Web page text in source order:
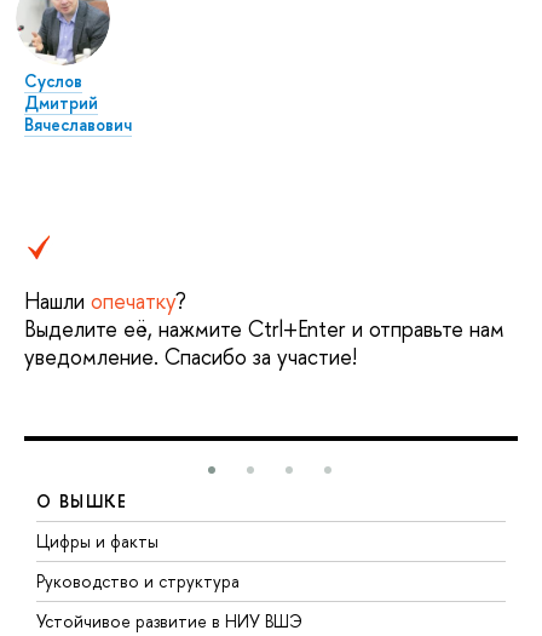
Суслов
Дмитрий
Вячеславович
Нашли опечатку?
Выделите её, нажмите Ctrl+Enter и отправьте нам
уведомление. Спасибо за участие!
О ВЫШКЕ
Цифры и факты
Руководство и структура
Устойчивое развитие в НИУ ВШЭ